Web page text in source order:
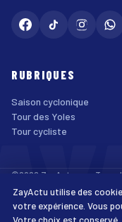
RUBRIQUES
Saison cyclonique
Tour des Yoles
Tour cycliste
©2026 ZayActu.org. Tous
Agency
Mentions légales
ZayActu utilise des
votre expérience. Vous
Votre choix est conservé.